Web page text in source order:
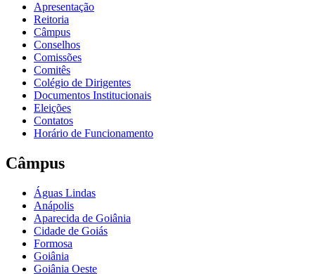
Apresentação
Reitoria
Câmpus
Conselhos
Comissões
Comitês
Colégio de Dirigentes
Documentos Institucionais
Eleições
Contatos
Horário de Funcionamento
Câmpus
Águas Lindas
Anápolis
Aparecida de Goiânia
Cidade de Goiás
Formosa
Goiânia
Goiânia Oeste